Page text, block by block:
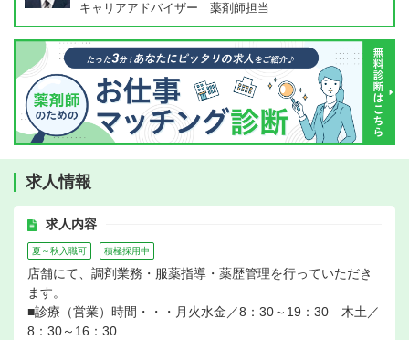
キャリアアドバイザー 薬剤師担当
求人情報
求人内容
夏～秋入職可 積極採用中
店舗にて、調剤業務・服薬指導・薬歴管理を行っていただき
ます。
■診療（営業）時間・・・月火水金／8：30～19：30 木土／
8：30～16：30